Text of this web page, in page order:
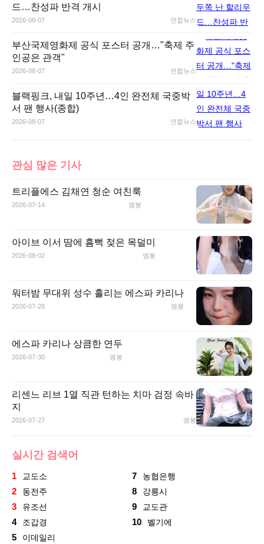
드…찬성파 반격 개시
2026-08-07 연합뉴스
부산국제영화제 공식 포스터 공개…"축제 주
인공은 관객"
2026-08-07 연합뉴스
블랙핑크, 내일 10주년…4인 완전체 국중박
서 팬 행사(종합)
2026-08-07 연합뉴스
관심 많은 기사
트리플에스 김채연 청순 여친룩
2026-07-14 엠봉
아이브 이서 땀에 흠뻑 젖은 목덜미
2026-08-02 엠봉
워터밤 무대위 성수 흘리는 에스파 카리나
2026-07-28 엠봉
에스파 카리나 상큼한 연두
2026-07-30 엠봉
리센느 리브 1열 직관 턴하는 치마 검정 속바
지
2026-07-27 엠봉
실시간 검색어
1 교도소
2 동전주
3 유조선
4 조갑경
5 이데일리
7 농협은행
8 강릉시
9 교도관
10 벨기에